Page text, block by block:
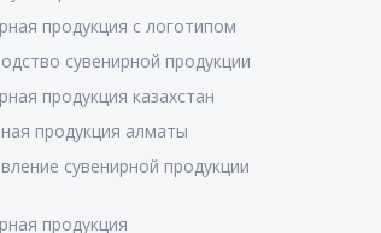
продукция с логотипом
сувенирной продукции
продукция казахстан
продукция алматы
сувенирной продукции
продукция